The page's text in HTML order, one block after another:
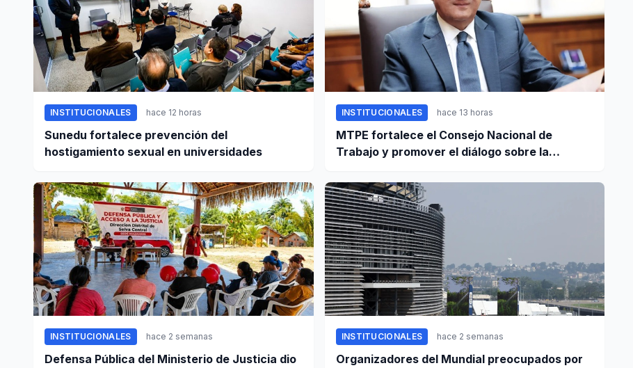
INSTITUCIONALES hace 12 horas
Sunedu fortalece prevención del
hostigamiento sexual en universidades
INSTITUCIONALES hace 13 horas
MTPE fortalece el Consejo Nacional de
Trabajo y promover el diálogo sobre la
INSTITUCIONALES hace 2 semanas
Defensa Pública del Ministerio de Justicia dio
INSTITUCIONALES hace 2 semanas
Organizadores del Mundial preocupados por